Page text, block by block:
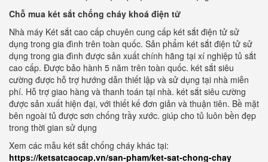
Chỗ mua két sắt chống cháy khoá điện tử
Nhà máy Két sắt cao cấp chuyên cung cấp két sắt điện tử sử
dụng trong gia đình trên toàn quốc. Sản phẩm két sắt điện tử sử
dụng trong gia đình được sản xuất chính hãng tại xí nghiệp tủ sắt
cao cấp. Được bảo hành 5 năm trên toàn quốc. két sắt siêu
cường được hỗ trợ hướng dẫn thiết lập và sử dụng tại nhà miễn
phí. Hỗ trợ giao hàng và thanh toán tại nhà. két sắt siêu cường
được sản xuất hiện đại, với thiết kế đơn giản và thuận tiên. Bề mặt
bên ngoài tủ được sơn chống trầy xước. giúp cho tủ luôn bền đẹp
trong thời gian sử dụng
Xem các mẫu két sắt chống cháy khác tại:
https://ketsatcaocap.vn/san-pham/ket-sat-chong-chay